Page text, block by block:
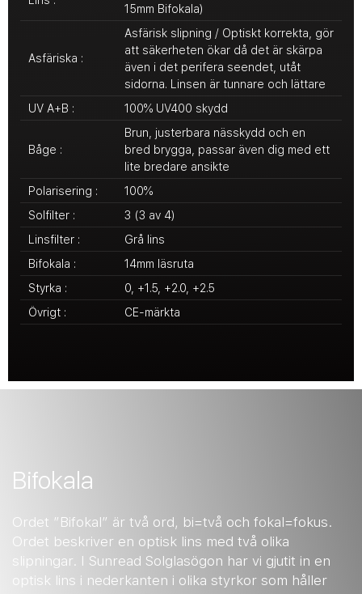
15mm Bifokala)
Asfäriska :
Asfärisk slipning / Optiskt korrekta, gör
att säkerheten ökar då det är skärpa
även i det perifera seendet, utåt
sidorna. Linsen är tunnare och lättare
UV A+B :
100% UV400 skydd
Båge :
Brun, justerbara nässkydd och en
bred brygga, passar även dig med ett
lite bredare ansikte
Polarisering :
100%
Solfilter :
3 (3 av 4)
Linsfilter :
Grå lins
Bifokala :
14mm läsruta
Styrka :
0, +1.5, +2.0, +2.5
Övrigt :
CE-märkta
Bifokala
Ordet ”Bifokal” är två ord, bi=två och fokal=fokus.
Ordet beskriver en optisk lins med två olika
slipningar. I Sunread Solglasögon har vi gjutit in en
optisk lins i nederkanten i olika styrkor som håller